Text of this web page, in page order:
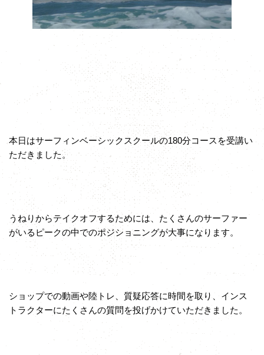
本日はサーフィンベーシックスクールの180分コースを受講い
ただきました。
うねりからテイクオフするためには、たくさんのサーファー
がいるピークの中でのポジショニングが大事になります。
ショップでの動画や陸トレ、質疑応答に時間を取り、インス
トラクターにたくさんの質問を投げかけていただきました。